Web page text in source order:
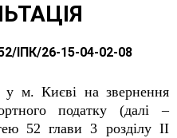
ІПК/26-15-04-02-08
м. Києві на звернення
податку (далі –
52 глави 3 розділу ІІ